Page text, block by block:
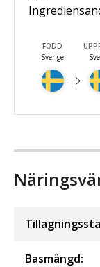
FÖDD
Sverige
Basmängd: